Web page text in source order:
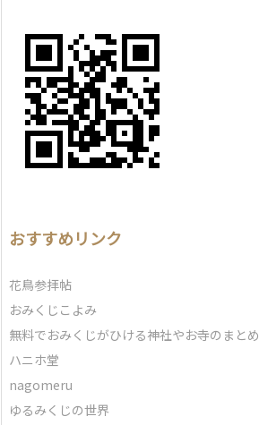
おすすめリンク
花鳥参拝帖
おみくじこよみ
無料でおみくじがひける神社やお寺のまとめ
ハニホ堂
nagomeru
ゆるみくじの世界